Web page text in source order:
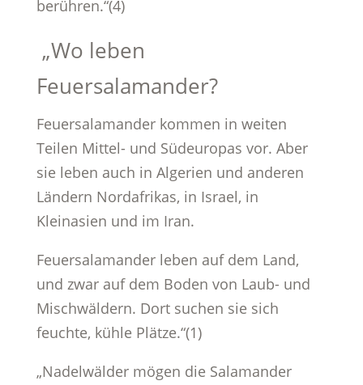
berühren.“(4)
„Wo leben
Feuersalamander?
Feuersalamander kommen in weiten
Teilen Mittel- und Südeuropas vor. Aber
sie leben auch in Algerien und anderen
Ländern Nordafrikas, in Israel, in
Kleinasien und im Iran.
Feuersalamander leben auf dem Land,
und zwar auf dem Boden von Laub- und
Mischwäldern. Dort suchen sie sich
feuchte, kühle Plätze.“(1)
„Nadelwälder mögen die Salamander